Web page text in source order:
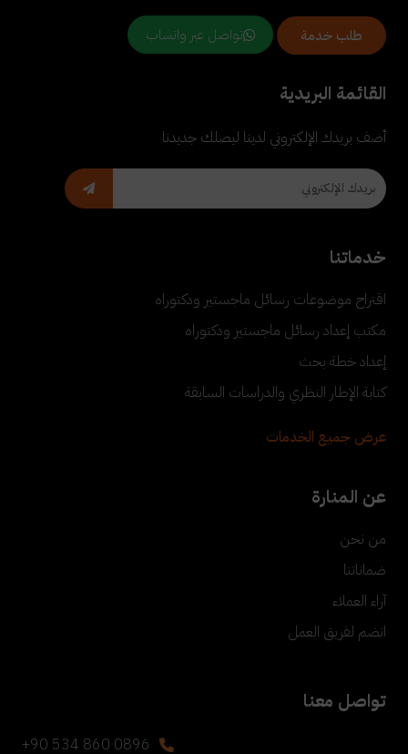
طلب خدمة تواصل عبر واتساب
القائمة البريدية
أضف بريدك الإلكتروني لدينا ليصلك جديدنا
خدماتنا
اقتراح موضوعات رسائل ماجستير ودكتوراه
مكتب إعداد رسائل ماجستير ودكتوراه
إعداد خطة بحث
كتابة الإطار النظري والدراسات السابقة
عرض جميع الخدمات
عن المنارة
من نحن
ضماناتنا
آراء العملاء
انضم لفريق العمل
تواصل معنا
+90 534 860 0896